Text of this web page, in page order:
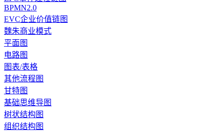
BPMN2.0
EVC企业价值链图
魏朱商业模式
平面图
电路图
图表/表格
其他流程图
甘特图
基础思维导图
树状结构图
组织结构图